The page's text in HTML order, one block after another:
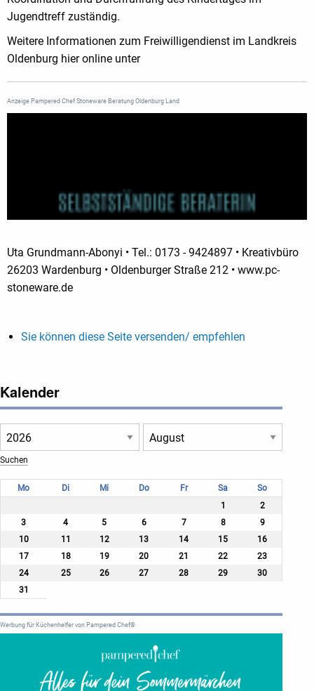
Jugendtreff zuständig.
Weitere Informationen zum Freiwilligendienst im Landkreis
Oldenburg hier online unter
Anzeige Pampered Chef Stoneware Beratung Oldenburg Land
Uta Grundmann-Abonyi • Tel.: 0173 - 9424897 • Kreativbüro
26203 Wardenburg • Oldenburger Straße 212 • www.pc-
stoneware.de
Sie können diese Seite versenden/ empfehlen
Kalender
Mo Di Mi Do Fr Sa
So
1
2
3
4 5 6 7 8
9
10
11 12 13 14 15
16
17
18 19 20 21 22
23
24
25 26 27 28 29
30
31
Werbung für Küchenhelfer von Pampered Chef®